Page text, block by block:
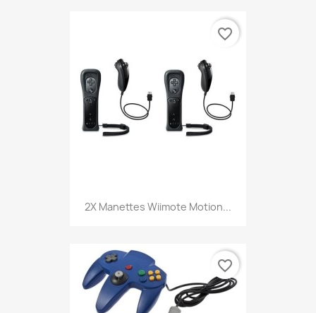
2X Manettes Wiimote Motion...
favorite_border
favorite_border